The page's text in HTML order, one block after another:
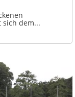
sich dem...